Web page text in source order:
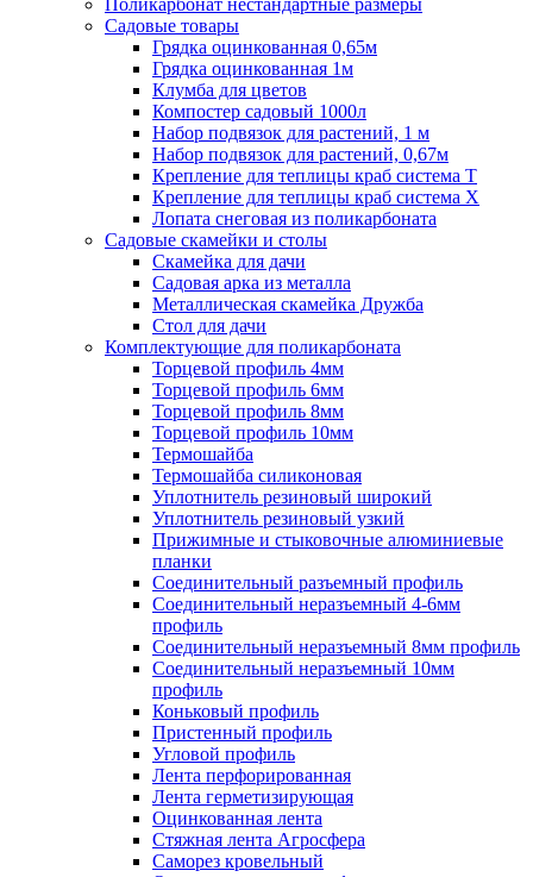
Садовые товары
Грядка оцинкованная 0,65м
Грядка оцинкованная 1м
Клумба для цветов
Компостер садовый 1000л
Набор подвязок для растений, 1 м
Набор подвязок для растений, 0,67м
Крепление для теплицы краб система Т
Крепление для теплицы краб система Х
Лопата снеговая из поликарбоната
Садовые скамейки и столы
Скамейка для дачи
Садовая арка из металла
Металлическая скамейка Дружба
Стол для дачи
Комплектующие для поликарбоната
Торцевой профиль 4мм
Торцевой профиль 6мм
Торцевой профиль 8мм
Торцевой профиль 10мм
Термошайба
Термошайба силиконовая
Уплотнитель резиновый широкий
Уплотнитель резиновый узкий
Прижимные и стыковочные алюминиевые
планки
Соединительный разъемный профиль
Соединительный неразъемный 4-6мм
профиль
Соединительный неразъемный 8мм профиль
Соединительный неразъемный 10мм
профиль
Коньковый профиль
Пристенный профиль
Угловой профиль
Лента перфорированная
Лента герметизирующая
Оцинкованная лента
Стяжная лента Агросфера
Саморез кровельный